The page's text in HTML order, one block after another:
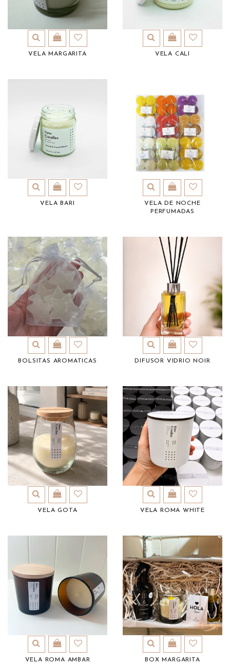
VELA MARGARITA VELA CALI
VELA BARI
VELA DE NOCHE
PERFUMADAS
BOLSITAS AROMATICAS DIFUSOR VIDRIO NOIR
VELA GOTA VELA ROMA WHITE
VELA ROMA AMBAR BOX MARGARITA